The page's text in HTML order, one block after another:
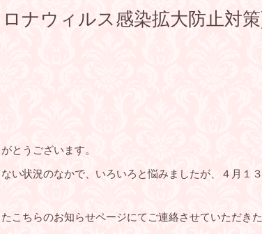
ナウィルス感染拡大防止対
とうございます。
い状況のなかで、いろいろと悩みましたが、４月１
こちらのお知らせページにてご連絡させていただきた